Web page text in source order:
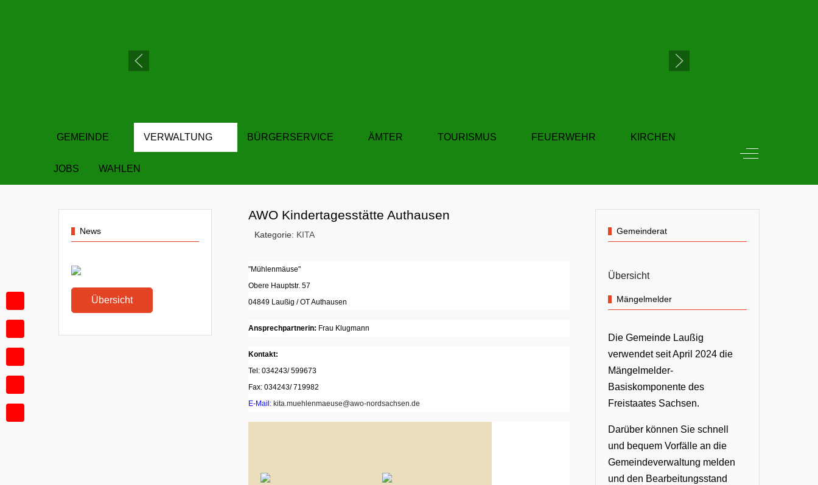
GEMEINDE VERWALTUNG BÜRGERSERVICE ÄMTER TOURISMUS FEUERWEHR KIRCHEN
JOBS WAHLEN
Off-Canvas
News
Übersicht
AWO Kindertagesstätte Authausen
Kategorie: KITA
"Mühlenmäuse"
Obere Hauptstr. 57
04849 Laußig / OT Authausen
Ansprechpartnerin: Frau Klugmann
Kontakt:
Tel: 034243/ 599673
Fax: 034243/ 719982
E-Mail: kita.muehlenmaeuse@awo-nordsachsen.de
Gemeinderat
Übersicht
Mängelmelder
Die Gemeinde Laußig
verwendet seit April 2024 die
Mängelmelder-
Basiskomponente des
Freistaates Sachsen.
Darüber können Sie schnell
und bequem Vorfälle an die
Gemeindeverwaltung melden
und den Bearbeitungsstand